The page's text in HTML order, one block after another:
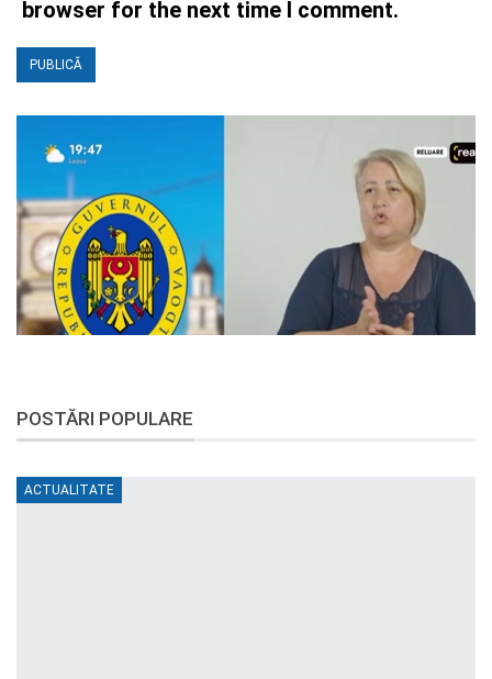
browser for the next time I comment.
POSTĂRI POPULARE
ACTUALITATE